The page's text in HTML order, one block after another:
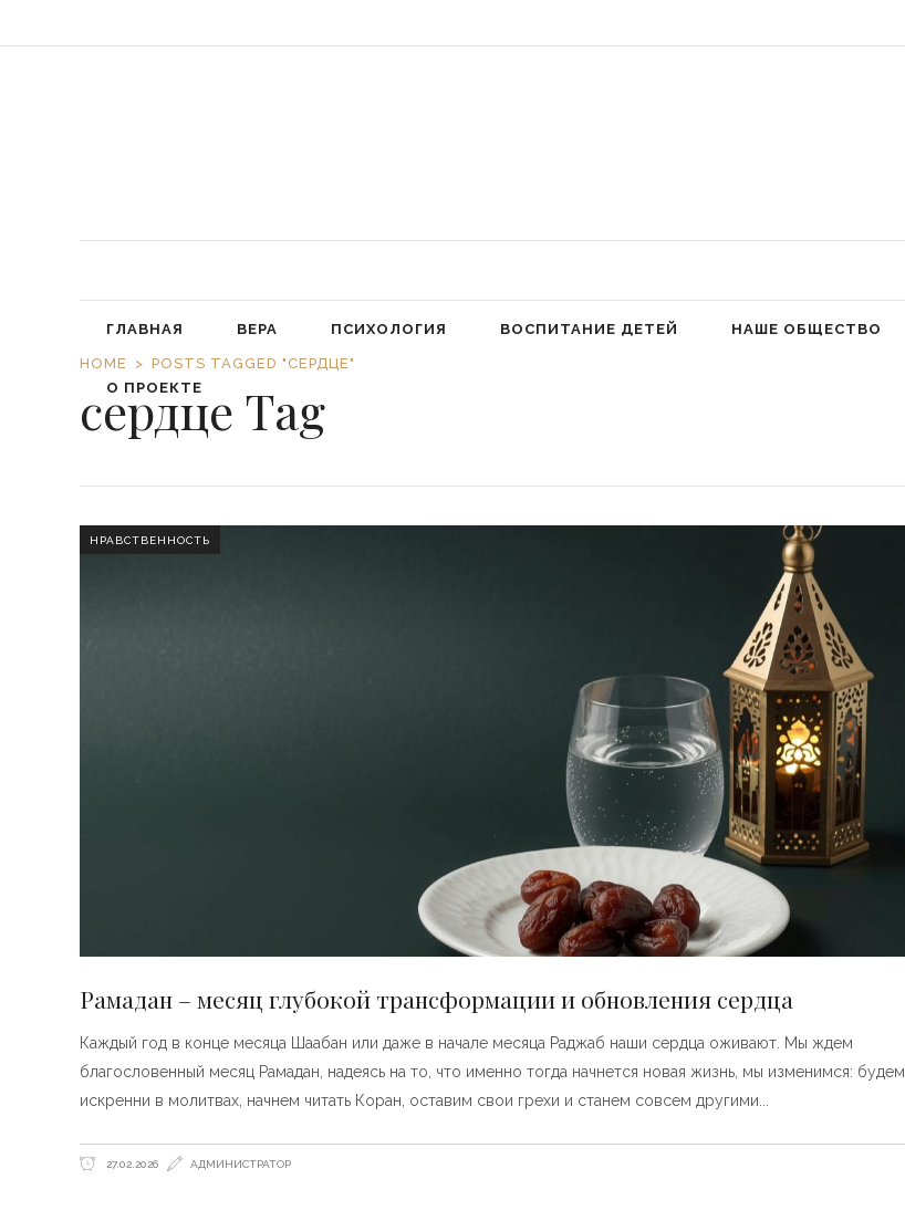
ГЛАВНАЯ ВЕРА ПСИХОЛОГИЯ ВОСПИТАНИЕ ДЕТЕЙ НАШЕ ОБЩЕСТВО
О ПРОЕКТЕ
HOME POSTS TAGGED "СЕРДЦЕ"
сердце Tag
НРАВСТВЕННОСТЬ
Рамадан – месяц глубокой трансформации и обновления сердца
Каждый год в конце месяца Шаабан или даже в начале месяца Раджаб наши сердца оживают. Мы ждем
благословенный месяц Рамадан, надеясь на то, что именно тогда начнется новая жизнь, мы изменимся: будем
искренни в молитвах, начнем читать Коран, оставим свои грехи и станем совсем другими
27.02.2026 АДМИНИСТРАТОР